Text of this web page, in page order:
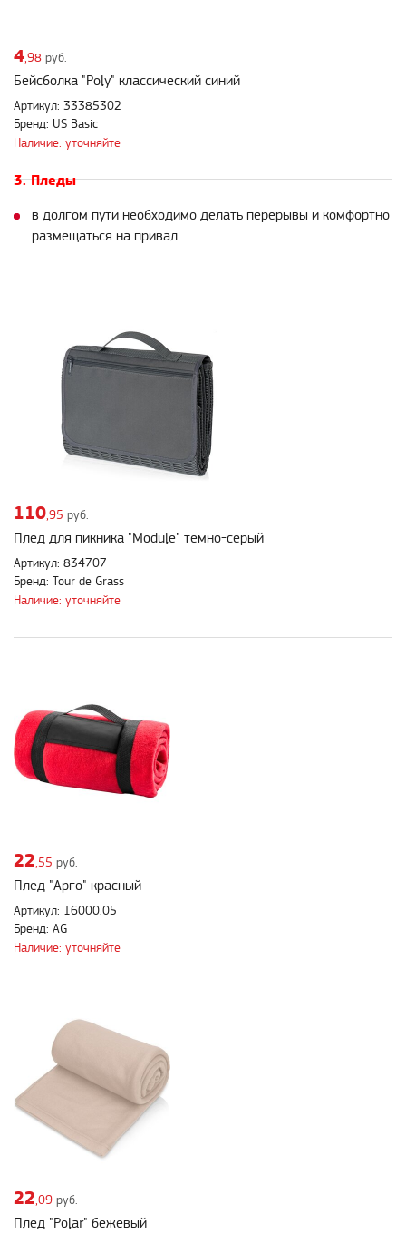
4 ,98 руб.
Бейсболка "Poly" классический синий
Артикул: 33385302
Бренд: US Basic
Наличие: уточняйте
3. Пледы
в долгом пути необходимо делать перерывы и комфортно
размещаться на привал
110,95 руб.
Плед для пикника "Module" темно-серый
Артикул: 834707
Бренд: Tour de Grass
Наличие: уточняйте
22 ,55 руб.
Плед "Арго" красный
Артикул: 16000.05
Бренд: AG
Наличие: уточняйте
22,09 руб.
Плед "Polar" бежевый